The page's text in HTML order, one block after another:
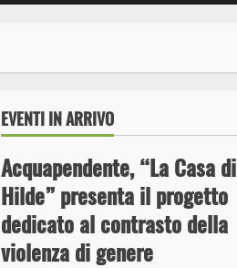
EVENTI IN ARRIVO
Acquapendente, “La Casa di
Hilde” presenta il progetto
dedicato al contrasto della
violenza di genere